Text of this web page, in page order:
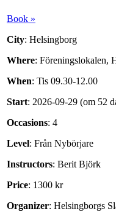
Book »
City: Helsingborg
Where: Föreningslokalen,
When: Tis 09.30-12.00
Start: 2026-09-29 (om 52
Occasions: 4
Level: Från Nybörjare
Instructors: Berit Björk
Price: 1300 kr
Organizer: Helsingborgs